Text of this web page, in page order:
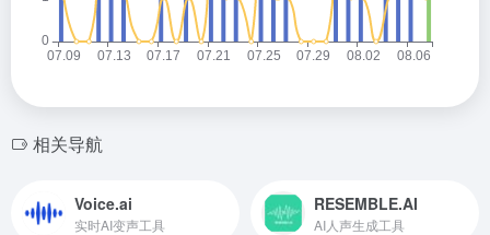
相关导航
Voice.ai
实时AI变声工具
RESEMBLE.AI
AI人声生成工具